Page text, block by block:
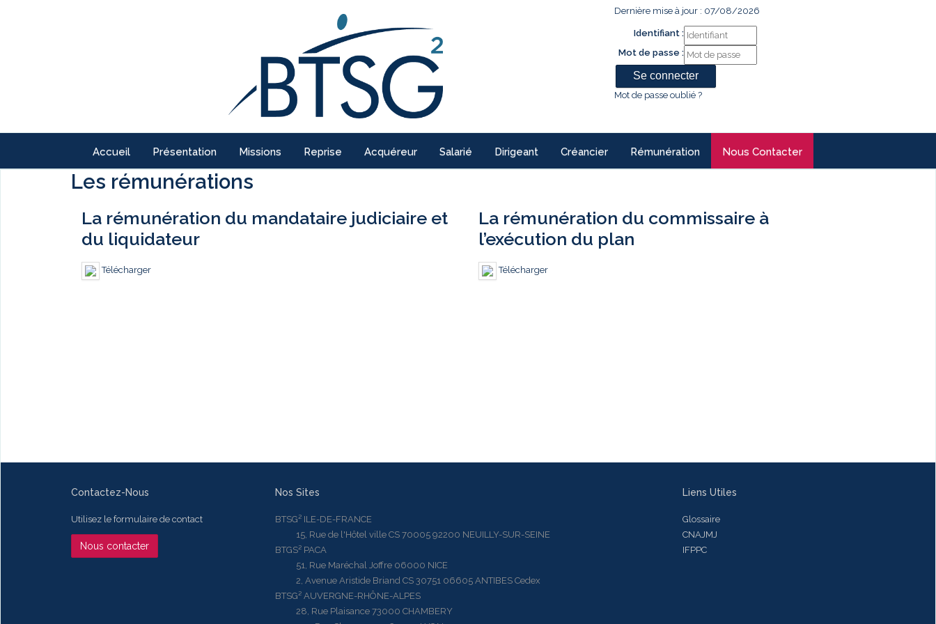
Dernière mise à jour : 07/08/2026
Identifiant :
Mot de passe :
Mot de passe oublié ?
Accueil Présentation Missions Reprise Acquéreur Salarié Dirigeant Créancier Rémunération Nous Contacter
Les rémunérations
La rémunération du mandataire judiciaire et
du liquidateur
Télécharger
La rémunération du commissaire à
l’exécution du plan
Télécharger
Contactez-Nous
Utilisez le formulaire de contact
Nous contacter
Nos Sites
BTSG² ILE-DE-FRANCE
15, Rue de l'Hôtel ville CS 70005 92200 NEUILLY-SUR-SEINE
BTGS² PACA
51, Rue Maréchal Joffre 06000 NICE
2, Avenue Aristide Briand CS 30751 06605 ANTIBES Cedex
BTSG² AUVERGNE-RHÔNE-ALPES
28, Rue Plaisance 73000 CHAMBERY
Liens Utiles
Glossaire
CNAJMJ
IFPPC